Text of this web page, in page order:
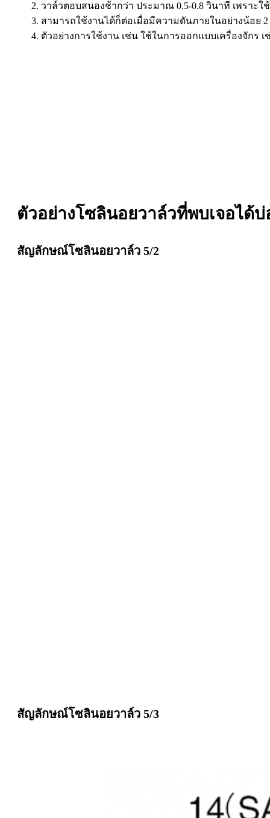
วาล์วตอบสนองช้ากว่า ประมาณ 0.5-0.8 วินาที เพราะ
สามารถใช้งานได้ก็ต่อเมื่อมีความดันภายในอย่างน้อย 2
ตัวอย่างการใช้งาน เช่น ใช้ในการออกแบบเครื่องจักร
ตัวอย่างโซลินอยวาล์วที่พบเจอได้
สัญลักษณ์โซลินอยวาล์ว 5/2
สัญลักษณ์โซลินอยวาล์ว 5/3